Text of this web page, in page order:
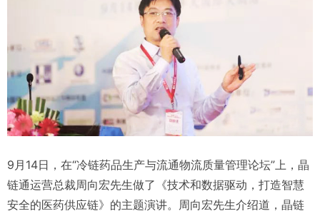
9月14日，在“冷链药品生产与流通物流质量管理论坛”上，晶
链通运营总裁周向宏先生做了《技术和数据驱动，打造智慧
安全的医药供应链》的主题演讲。周向宏先生介绍道，晶链